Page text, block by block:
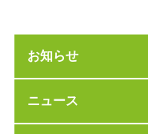
お知らせ
ニュース